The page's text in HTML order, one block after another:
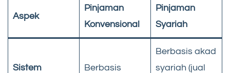
Aspek
Pinjaman
Konvensional
Pinjaman
Syariah
Sistem
Berbasis
Berbasis akad
syariah (jual